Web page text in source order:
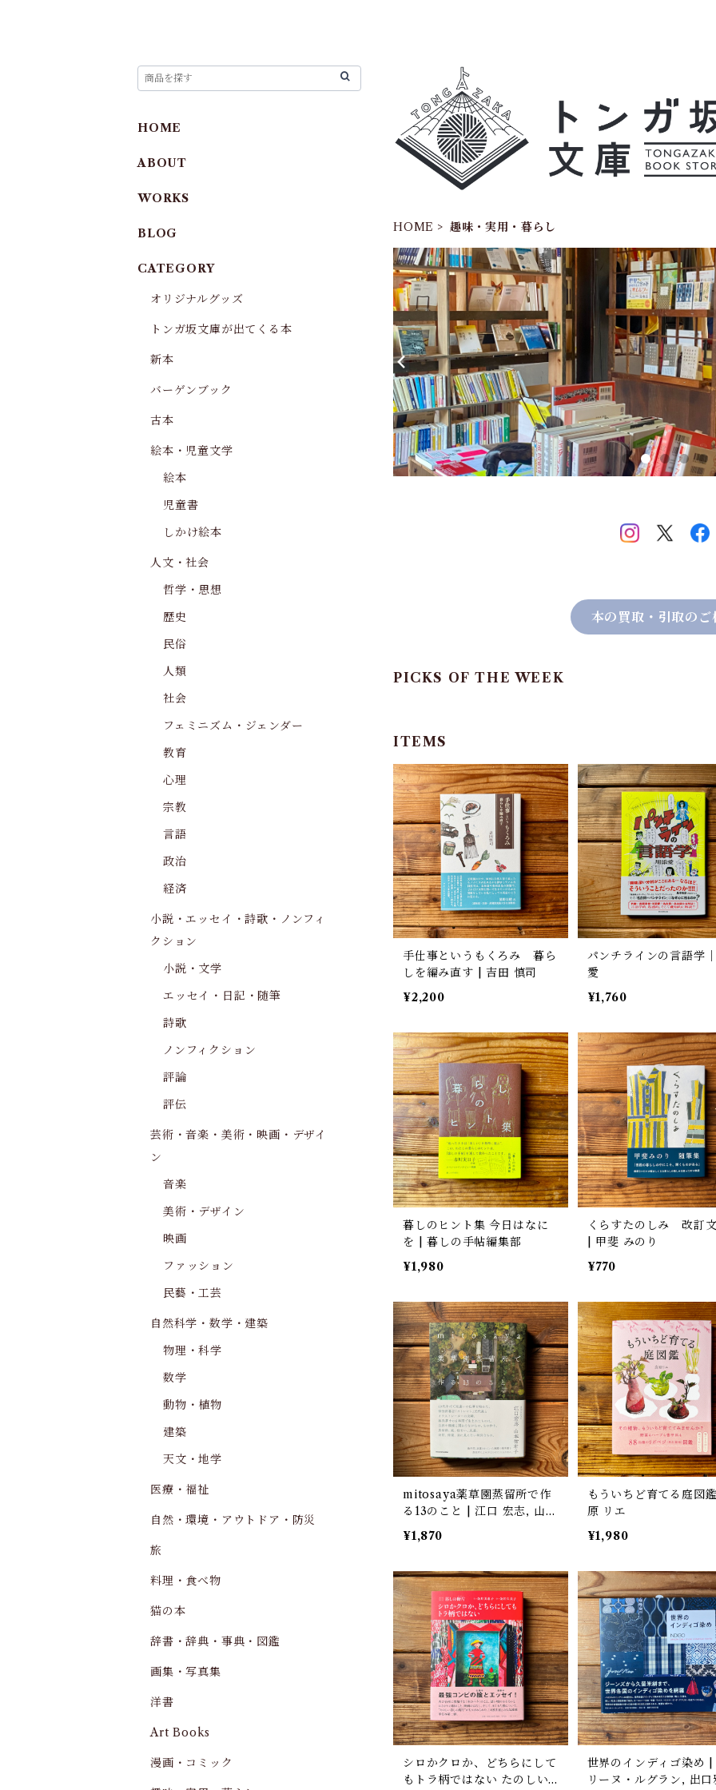
HOME 趣味・実用・暮らし
本の買取・引取のご
PICKS OF THE WEEK
ITEMS
手仕事というもくろみ 暮ら
しを編み直す | 吉田 慎司
¥2,200
パンチラインの言語学
愛
¥1,760
暮しのヒント集 今日はなに
を | 暮しの手帖編集部
¥1,980
くらすたのしみ 改訂
| 甲斐 みのり
¥770
mitosaya薬草園蒸留所で作
る13のこと | 江口 宏志, 山本
祐布子
¥1,870
もういちど育てる庭図
原 リエ
¥1,980
シロかクロか、どちらにして
もトラ柄ではない たのしい
世界のインディゴ染め | カト
リーヌ・ルグラン, 出口
HOME
ABOUT
WORKS
BLOG
CATEGORY
オリジナルグッズ
トンガ坂文庫が出てくる本
新本
バーゲンブック
古本
絵本・児童文学
絵本
児童書
しかけ絵本
人文・社会
哲学・思想
歴史
民俗
人類
社会
フェミニズム・ジェンダー
教育
心理
宗教
言語
政治
経済
小説・エッセイ・詩歌・ノンフィ
クション
小説・文学
エッセイ・日記・随筆
詩歌
ノンフィクション
評論
評伝
芸術・音楽・美術・映画・デザイ
ン
音楽
美術・デザイン
映画
ファッション
民藝・工芸
自然科学・数学・建築
物理・科学
数学
動物・植物
建築
天文・地学
医療・福祉
自然・環境・アウトドア・防災
旅
料理・食べ物
猫の本
辞書・辞典・事典・図鑑
画集・写真集
洋書
Art Books
漫画・コミック